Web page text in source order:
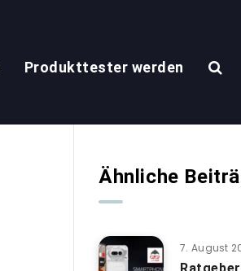
Produkttester werden
Ähnliche
7. August